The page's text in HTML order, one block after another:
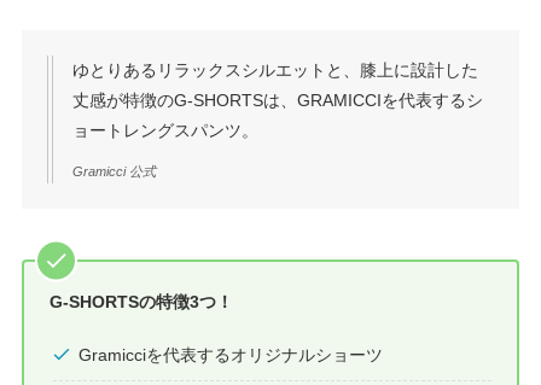
ゆとりあるリラックスシルエットと、膝上に設計した
丈感が特徴のG-SHORTSは、GRAMICCIを代表するシ
ョートレングスパンツ。
Gramicci 公式
G-SHORTSの特徴3つ！
Gramicciを代表するオリジナルショーツ